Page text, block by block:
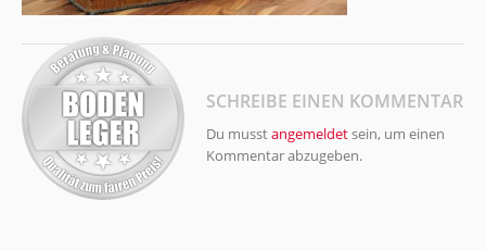
SCHREIBE EINEN KOMMENTAR
Du musstangemeldetsein, um einen
Kommentar abzugeben.